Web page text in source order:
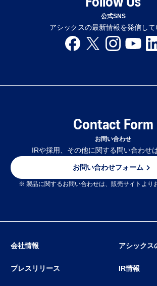
Follow Us
公式SNS
アシックスの最新情報を発信して
Contact Form
お問い合わせ
IRや採用、その他に関する問い合わせ
お問い合わせフォーム
※ 製品に関するお問い合わせは、販売サイトより
会社情報 アシックス
プレスリリース IR情報